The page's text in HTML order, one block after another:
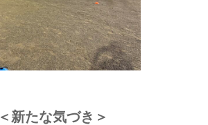
＜新たな気づき＞